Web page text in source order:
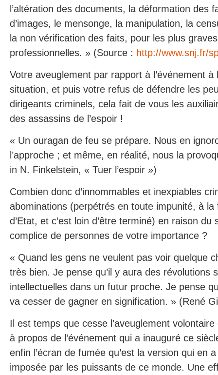
l’altération des documents, la déformation des
d’images, le mensonge, la manipulation, la
la non vérification des faits, pour les plus
professionnelles. » (Source : http://www.snj.fr/
Votre aveuglement par rapport à l’événement à
situation, et puis votre refus de défendre les
dirigeants criminels, cela fait de vous les
des assassins de l’espoir !
« Un ouragan de feu se prépare. Nous en
l’approche ; et même, en réalité, nous la
in N. Finkelstein, « Tuer l’espoir »)
Combien donc d’innommables et inexpiables
abominations (perpétrés en toute impunité, à la
d’Etat, et c’est loin d’être terminé) en raison du
complice de personnes de votre importance ?
« Quand les gens ne veulent pas voir quelque
très bien. Je pense qu’il y aura des révolutions
intellectuelles dans un futur proche. Je pense
va cesser de gagner en signification. » (René
Il est temps que cesse l’aveuglement
à propos de l’événement qui a inauguré ce
enfin l’écran de fumée qu’est la version qui en
imposée par les puissants de ce monde. Une